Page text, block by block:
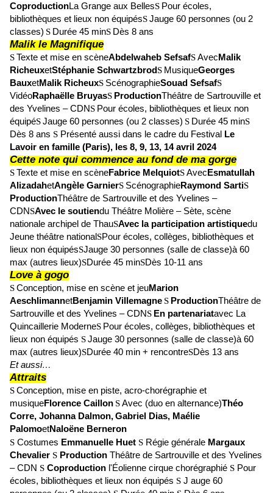
CoproductionLa Grange aux BellesS Pour écoles,
bibliothèques et lieux non équipésSJauge 60 personnes (ou 2
classes) S Durée 45 minS Dès 8 ans
Malik le Magnifique
STexte et mise en scèneAbdelwaheb SefsafSAvecMalik
RicheuxetStéphanie SchwartzbrodS MusiqueGeorges
BauxetMalik RicheuxS ScénographieSouad SefsafS
VidéoRaphaëlle BruyasS ProductionThéâtre de Sartrouville et
des Yvelines – CDNS Pour écoles, bibliothèques et lieux non
équipéSJauge 60 personnes (ou 2 classes) S Durée 45 minS
Dès 8 ans S Présenté aussi dans le cadre du Festival Le
Lavoir en famille (Paris), les 8, 9, 13, 14 avril 2024
Cette note qui commence au fond de ma gorge
STexte et mise en scèneFabrice MelquiotSAvecEsmatullah
AlizadahetAngèle GarnierS ScénographieRaymond SartiS
ProductionThéâtre de Sartrouville et des Yvelines –
CDNSAvec le soutiendu Théâtre Molière – Sète, scène
nationale archipel de ThauSAvec la participation artistiquedu
Jeune théâtre nationalSPour écoles, collèges, bibliothèques et
lieux non équipésSJauge 30 personnes (salle de classe)à 60
max (autres lieux)SDurée 45 minSDès 10-11 ans
Love à gogo
SConception, mise en scène et jeuMarion
AeschlimannetBenjamin Villemagne S ProductionThéâtre de
Sartrouville et des Yvelines – CDNS En partenariatavec La
Quincaillerie ModerneS Pour écoles, collèges, bibliothèques et
lieux non équipés SJauge 30 personnes (salle de classe)à 60
max (autres lieux)SDurée 40 min + rencontreSDès 13 ans
Et aussi…
Attraits
SConception, mise en piste, acro-chorégraphie et
musiqueFlorence Caillon SAvec (duo en alternance)Théo
Corre, Johanna Dalmon,Gabriel Dias, Maélie
PalomoetNaloëne Berneron
S Costumes Emmanuelle Huet S Régie générale Margaux
Chevalier S Production Théâtre de Sartrouville et des Yvelines
– CDN S Coproduction l'Éolienne cirque chorégraphié S Pour
écoles, bibliothèques et lieux non équipés S J auge 60